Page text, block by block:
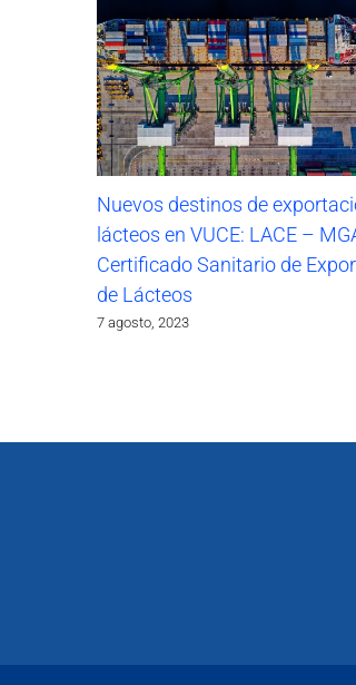
Nuevos destinos de
lácteos en VUCE: LACE –
Certificado Sanitario de
de Lácteos
7 agosto, 2023